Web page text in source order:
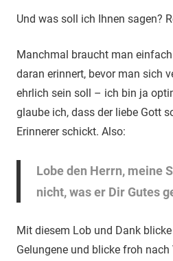
Und was soll ich Ihnen sagen?
Manchmal braucht man
daran erinnert, bevor man sich
ehrlich sein soll – ich bin ja
glaube ich, dass der liebe Gott
Erinnerer schickt. Also:
Lobe den Herrn, meine
nicht, was er Dir Gutes
Mit diesem Lob und Dank
Gelungene und blicke froh